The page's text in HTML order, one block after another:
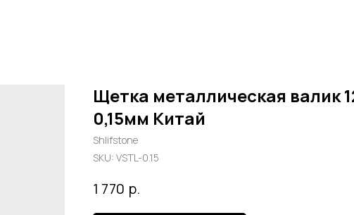
Щетка металлическая валик
0,15мм Китай
Shlifstone
SKU: VSTL-0.15
1 770 р.